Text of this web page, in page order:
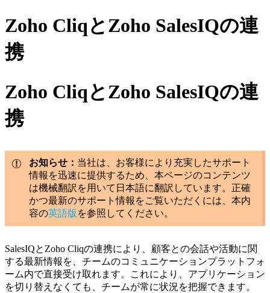
Zoho CliqとZoho SalesIQの連
携
Zoho CliqとZoho SalesIQの連
携
お知らせ： 当社は、お客様により充実したサポート
情報を迅速に提供するため、本ページのコンテンツ
は機械翻訳を用いて日本語に翻訳しています。正確
かつ最新のサポート情報をご覧いただくには、本内
容の英語版 を参照してください。
SalesIQとZoho Cliqの連携により、顧客との会話や活動に関
する最新情報を、チームのコミュニケーションプラットフォ
ーム内で直接受け取れます。これにより、アプリケーション
を切り替えなくても、チームが常に状況を把握できます。